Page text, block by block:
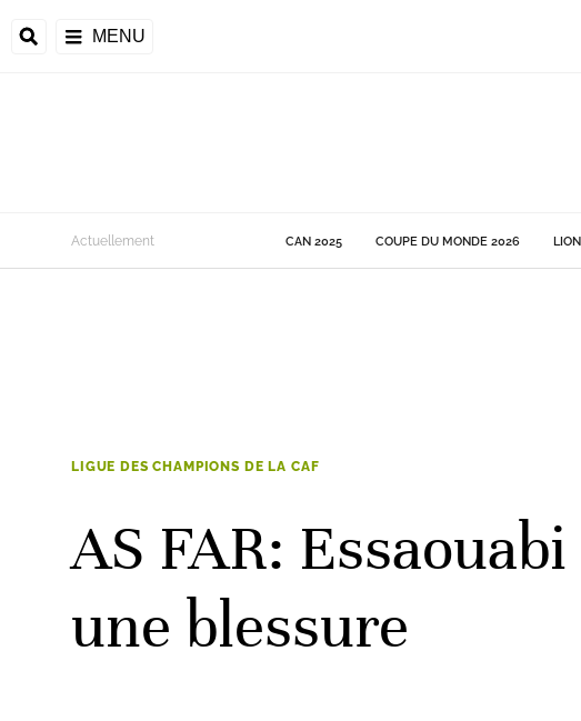
MENU
de la CAF
Actuellement CAN 2025 COUPE DU MONDE 2026
LIGUE DES CHAMPIONS DE LA CAF
AS FAR:
une blessure